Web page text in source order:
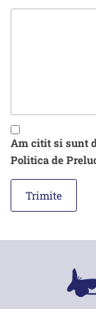
Am citit si sunt
Politica de